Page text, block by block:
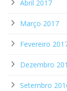
Abril 2017
Março 2017
Fevereiro
Dezembro
Setembro